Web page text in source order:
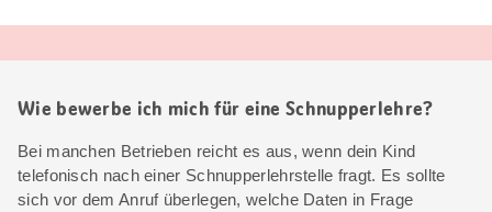
Wie bewerbe ich mich für eine Schnupperlehre?
Bei manchen Betrieben reicht es aus, wenn dein Kind
telefonisch nach einer Schnupperlehrstelle fragt. Es sollte
sich vor dem Anruf überlegen, welche Daten in Frage